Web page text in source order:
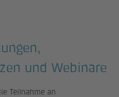
und Webinare
Teilnahme an